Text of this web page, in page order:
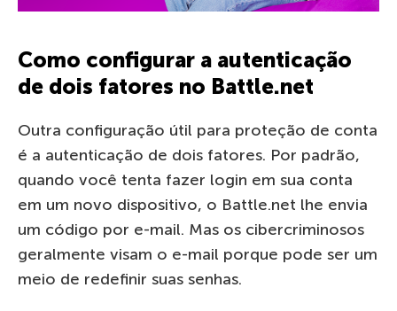
Como configurar a autenticação
de dois fatores no Battle.net
Outra configuração útil para proteção de conta
é a autenticação de dois fatores. Por padrão,
quando você tenta fazer login em sua conta
em um novo dispositivo, o Battle.net lhe envia
um código por e-mail. Mas os cibercriminosos
geralmente visam o e-mail porque pode ser um
meio de redefinir suas senhas.